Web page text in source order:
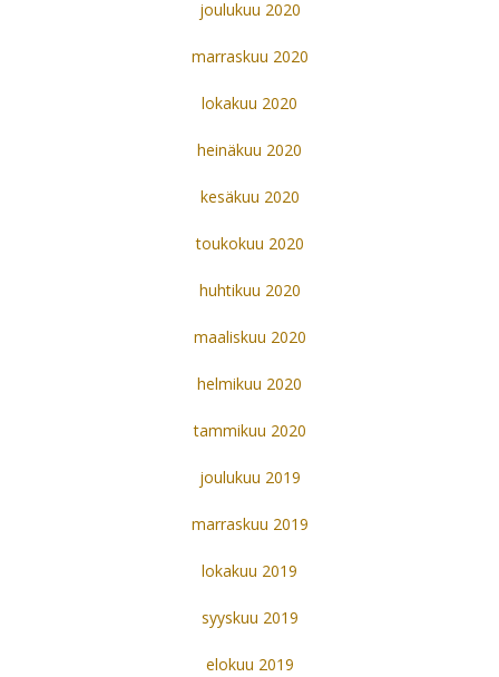
joulukuu 2020
marraskuu 2020
lokakuu 2020
heinäkuu 2020
kesäkuu 2020
toukokuu 2020
huhtikuu 2020
maaliskuu 2020
helmikuu 2020
tammikuu 2020
joulukuu 2019
marraskuu 2019
lokakuu 2019
syyskuu 2019
elokuu 2019